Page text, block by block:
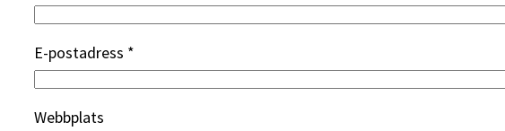
E-postadress *
Webbplats